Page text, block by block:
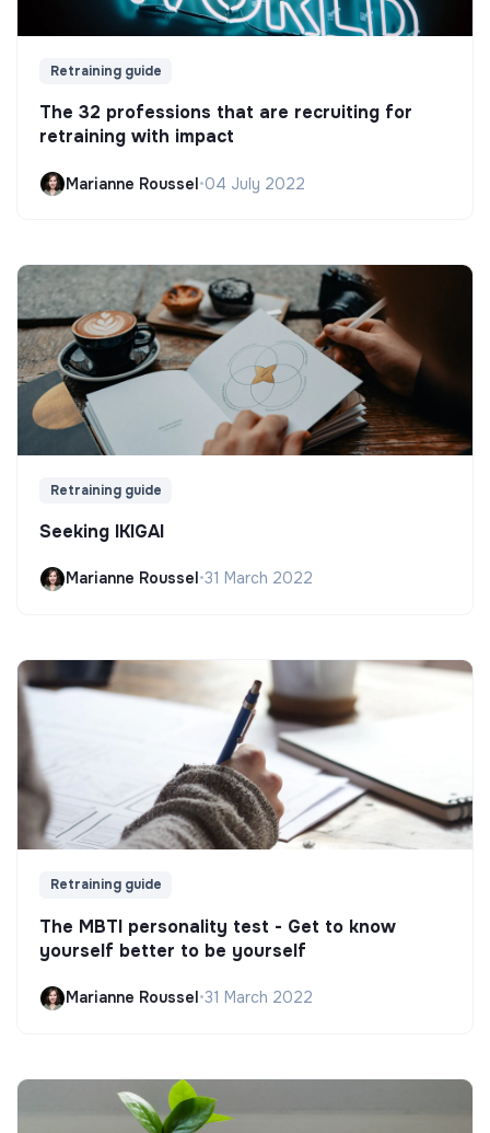
Retraining guide
The 32 professions that are recruiting for
retraining with impact
Marianne Roussel•04 July 2022
Retraining guide
Seeking IKIGAI
Marianne Roussel •31 March 2022
Retraining guide
The MBTI personality test - Get to know
yourself better to be yourself
Marianne Roussel•31 March 2022